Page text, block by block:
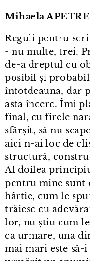
Mihaela
Reguli pentru
- nu multe, trei.
de⁠-⁠a dreptul cu
posibil și probabil
întotdeauna, dar
asta încerc. Îmi
final, cu firele
sfârșit, să nu
aici n⁠-⁠ai loc de
structură,
Al doilea
pentru mine sunt
hârtie, cum le
trăiesc cu
lor, nu știu cum
ca urmare, una
mai mari este